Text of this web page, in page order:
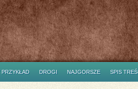
PRZYKŁAD DROGI NAJGORSZE SPIS